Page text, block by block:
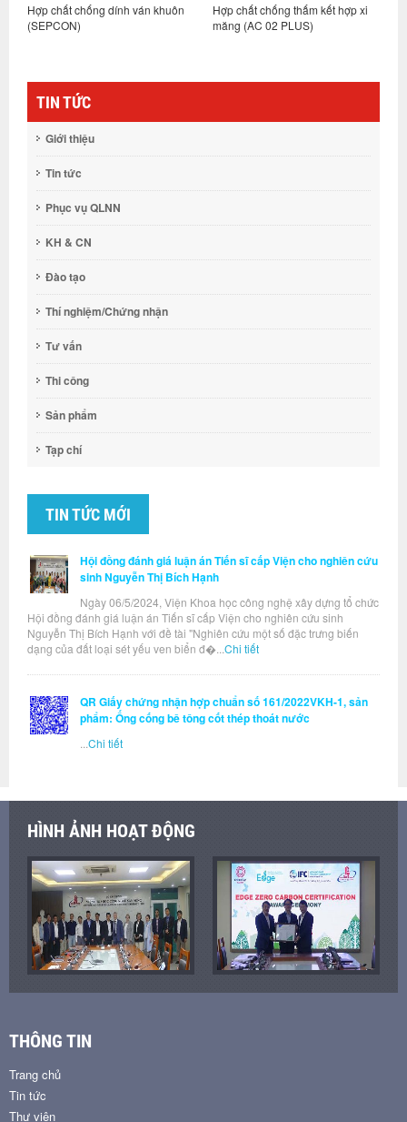
Hợp chất chống dính ván khuôn
(SEPCON)
Hợp chất chống thấm kết hợp xi
măng (AC 02 PLUS)
TIN TỨC
Giới thiệu
Tin tức
Phục vụ QLNN
KH & CN
Đào tạo
Thí nghiệm/Chứng nhận
Tư vấn
Thi công
Sản phẩm
Tạp chí
TIN TỨC MỚI
Hội đồng đánh giá luận án Tiến sĩ cấp Viện cho nghiên cứu
sinh Nguyễn Thị Bích Hạnh
Ngày 06/5/2024, Viện Khoa học công nghệ xây dựng tổ chức
Hội đồng đánh giá luận án Tiến sĩ cấp Viện cho nghiên cứu sinh
Nguyễn Thị Bích Hạnh với đề tài "Nghiên cứu một số đặc trưng biến
dạng của đất loại sét yếu ven biển đ�... Chi tiết
QR Giấy chứng nhận hợp chuẩn số 161/2022VKH-1, sản
phẩm: Ống cống bê tông cốt thép thoát nước
Chi tiết
HÌNH ẢNH HOẠT ĐỘNG
THÔNG TIN
Trang chủ
Tin tức
Thư viện